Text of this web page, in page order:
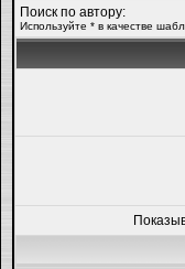
Поиск по автору:
Используйте * в качестве